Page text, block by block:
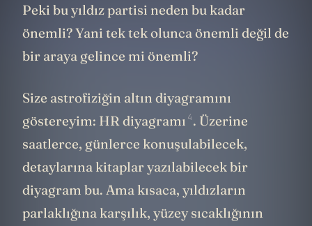
Peki bu yıldız partisi neden bu kadar
önemli? Yani tek tek olunca önemli değil de
bir araya gelince mi önemli?
Size astrofiziğin altın diyagramını
göstereyim: HR diyagramı 4. Üzerine
saatlerce, günlerce konuşulabilecek,
detaylarına kitaplar yazılabilecek bir
diyagram bu. Ama kısaca, yıldızların
parlaklığına karşılık, yüzey sıcaklığının